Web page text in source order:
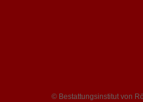
© Bestattungsinstitut von